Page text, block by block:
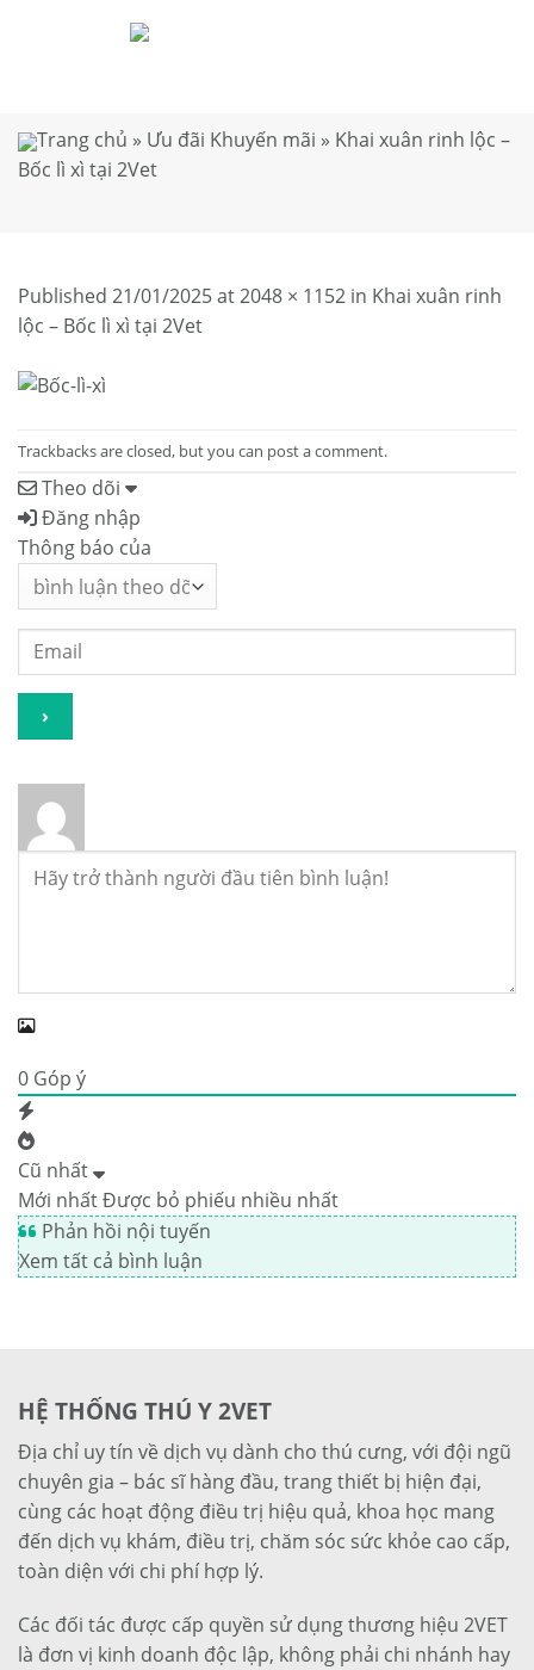
Trang chủ » Ưu đãi Khuyến mãi » Khai xuân rinh lộc –
Bốc lì xì tại 2Vet
Published 21/01/2025at2048 × 1152 in Khai xuân rinh
lộc – Bốc lì xì tại 2Vet
Trackbacks are closed, but you can post a comment.
Theo dõi
Đăng nhập
Thông báo của
0 Góp ý
Cũ nhất
Mới nhấtĐược bỏ phiếu nhiều nhất
Phản hồi nội tuyến
Xem tất cả bình luận
HỆ THỐNG THÚ Y 2VET
Địa chỉ uy tín về dịch vụ dành cho thú cưng, với đội ngũ
chuyên gia – bác sĩ hàng đầu, trang thiết bị hiện đại,
cùng các hoạt động điều trị hiệu quả, khoa học mang
đến dịch vụ khám, điều trị, chăm sóc sức khỏe cao cấp,
toàn diện với chi phí hợp lý.
Các đối tác được cấp quyền sử dụng thương hiệu 2VET
là đơn vị kinh doanh độc lập, không phải chi nhánh hay